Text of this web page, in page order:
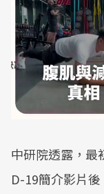
中研院透露，最
D-19簡介影片